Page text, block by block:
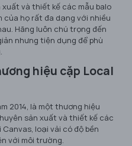
và thiết kế các mẫu balo
của họ rất đa dạng với nhiều
Hãng luôn chú trọng đến
nhưng tiện dụng để phù
hiệu cặp Local
2014, là một thương hiệu
sản xuất và thiết kế các
loại vải có độ bền
với môi trường.